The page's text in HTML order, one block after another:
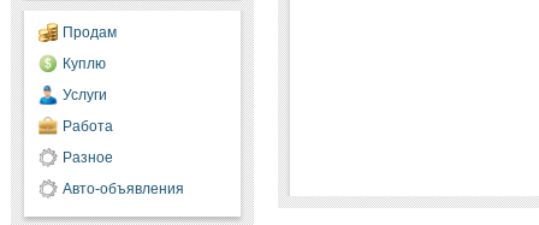
Продам
Куплю
Услуги
Работа
Разное
Авто-объявления